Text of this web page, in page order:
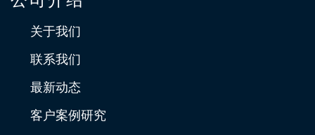
关于我们
联系我们
最新动态
客户案例研究